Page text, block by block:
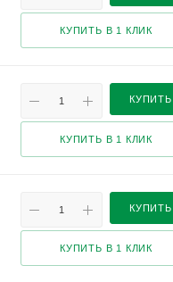
КУПИТЬ В 1 КЛИК
КУПИТЬ
КУПИТЬ В 1 КЛИК
КУПИТЬ
КУПИТЬ В 1 КЛИК